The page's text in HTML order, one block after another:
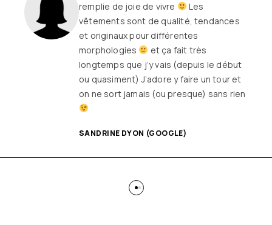
remplie de joie de vivre
Les
vêtements sont de qualité, tendances
et originaux pour différentes
morphologies
et ça fait très
longtemps que j’y vais (depuis le début
ou quasiment) J’adore y faire un tour et
on ne sort jamais (ou presque) sans rien
SANDRINE DYON (GOOGLE)